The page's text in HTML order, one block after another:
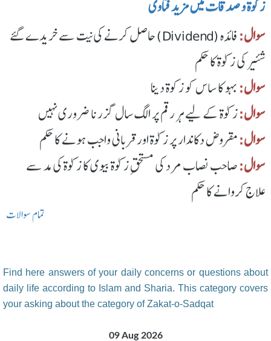
زکوة و صدقات میں مزید فتاوی
سوال:
فائدہ (Dividend) حاصل کرنے کی نیت سے خریدے گئے
شئیر کی زکوٰۃ کا حکم
سوال:بہو کا ساس کو زکوة دینا
سوال:زکوٰۃ کے لیے ہر رقم پر الگ سال گزرنا ضروری نہیں
سوال:مقروض دکاندار پر زکوٰۃ اور قربانی واجب ہونے کا حکم
سوال:صاحب نصاب مرد کی مستحقِ زکوٰۃ بیوی کا زکوٰۃ کی مد سے
علاج کروانے کا حکم
تمام سوالات
Find here answers of your daily concerns or questions about
daily life according to Islam and Sharia. This category covers
your asking about the category of Zakat-o-Sadqat
09 Aug 2026